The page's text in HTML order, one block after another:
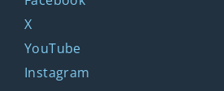
X
YouTube
Instagram